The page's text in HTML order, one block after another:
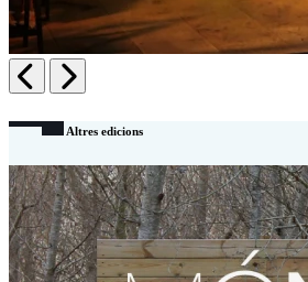
AnteriorSegüent
Altres edicions